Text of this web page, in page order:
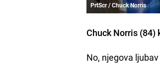
PrtScr / Chuck Norris
Chuck Norris
No, njegova